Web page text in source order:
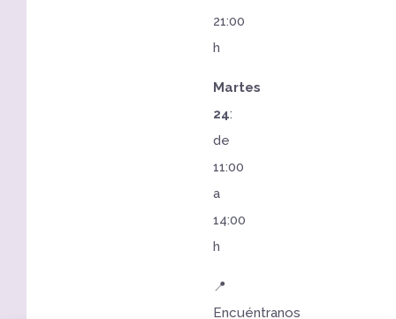
21:00
h
Martes
24:
de
11:00
a
14:00
h
📍
Encuéntranos